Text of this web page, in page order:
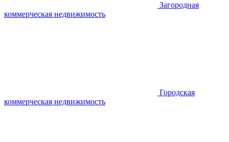
Загородная
коммерческая недвижимость
Городская
коммерческая недвижимость